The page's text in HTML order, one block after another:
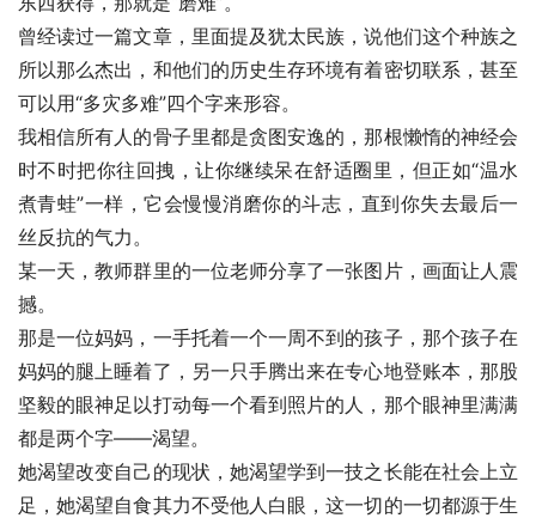
曾经读过一篇文章，里面提及犹太民族，说他们这个种族之
所以那么杰出，和他们的历史生存环境有着密切联系，甚至
可以用“多灾多难”四个字来形容。
我相信所有人的骨子里都是贪图安逸的，那根懒惰的神经会
时不时把你往回拽，让你继续呆在舒适圈里，但正如“温水
煮青蛙”一样，它会慢慢消磨你的斗志，直到你失去最后一
丝反抗的气力。
某一天，教师群里的一位老师分享了一张图片，画面让人震
撼。
那是一位妈妈，一手托着一个一周不到的孩子，那个孩子在
妈妈的腿上睡着了，另一只手腾出来在专心地登账本，那股
坚毅的眼神足以打动每一个看到照片的人，那个眼神里满满
都是两个字——渴望。
她渴望改变自己的现状，她渴望学到一技之长能在社会上立
足，她渴望自食其力不受他人白眼，这一切的一切都源于生